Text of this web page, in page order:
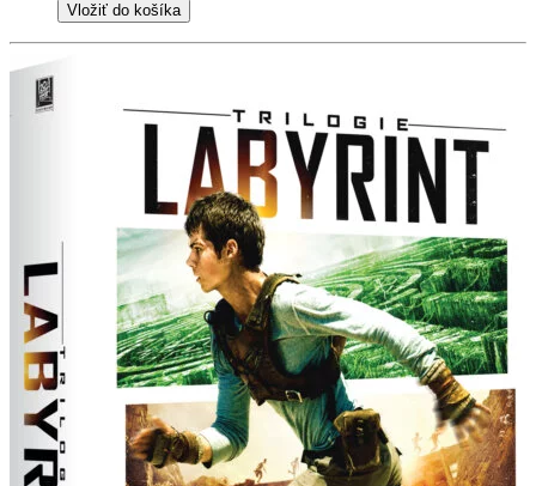
Vložiť do košíka